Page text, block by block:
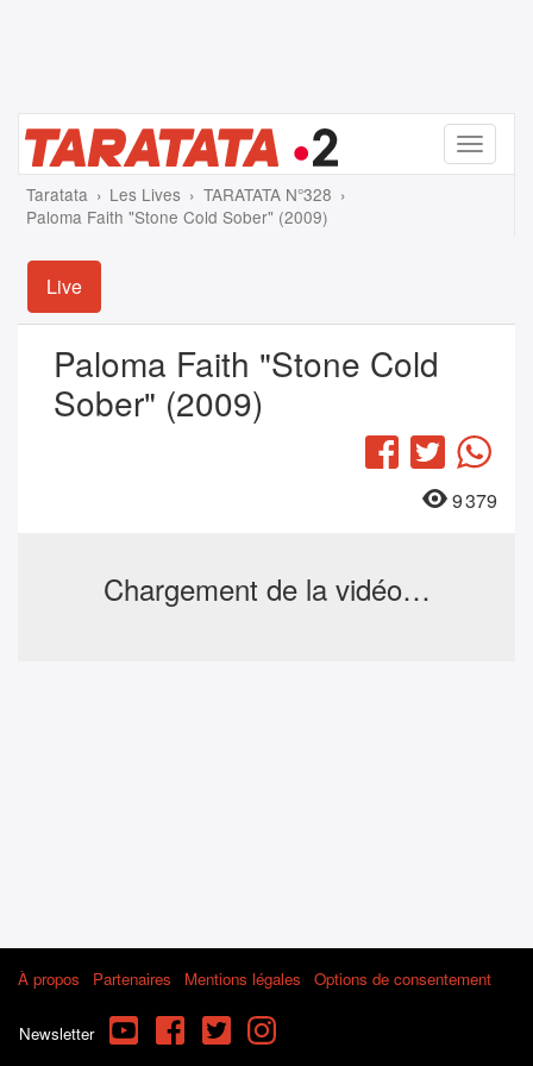
Menu
Taratata Les Lives
TARATATA N°328
Paloma Faith "Stone Cold Sober" (2009)
Live
Paloma Faith "Stone Cold
Sober" (2009)
Facebook
Twitter
9 379
Chargement de la vidéo…
À propos Partenaires Mentions légales Options de consentement
Newsletter YouTube FacebookTwitterInstagram